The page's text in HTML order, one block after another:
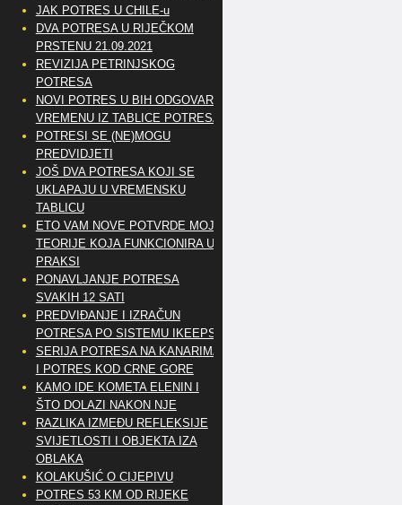
JAK POTRES U CHILE-u
DVA POTRESA U RIJEČKOM
PRSTENU 21.09.2021
REVIZIJA PETRINJSKOG
POTRESA
NOVI POTRES U BIH ODGOVARA
VREMENU IZ TABLICE POTRESA
POTRESI SE (NE)MOGU
PREDVIDJETI
JOŠ DVA POTRESA KOJI SE
UKLAPAJU U VREMENSKU
TABLICU
ETO VAM NOVE POTVRDE MOJE
TEORIJE KOJA FUNKCIONIRA U
PRAKSI
PONAVLJANJE POTRESA
SVAKIH 12 SATI
PREDVIĐANJE I IZRAČUN
POTRESA PO SISTEMU IKEEPS
SERIJA POTRESA NA KANARIMA
I POTRES KOD CRNE GORE
KAMO IDE KOMETA ELENIN I
ŠTO DOLAZI NAKON NJE
RAZLIKA IZMEĐU REFLEKSIJE
SVIJETLOSTI I OBJEKTA IZA
OBLAKA
KOLAKUŠIĆ O CIJEPIVU
POTRES 53 KM OD RIJEKE